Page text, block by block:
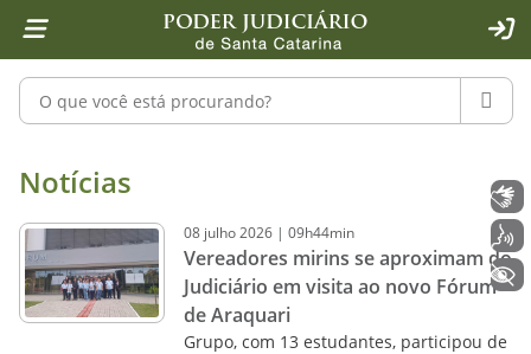
1 Ir para o conteúdo
2 Ir para a ferramenta de acessibilidade - Rybená
4 Ir para o menu principal
5 Ir para a pesquisa
6 Ir para o rodapé
7 Ir para a página inicial
Pesquisar no portal
Notícias - Imprensa - Poder
Notícias
08 julho2026 | 09h44min
Vereadores mirins se aproximam do
Judiciário em visita ao novo Fórum
de Araquari
Grupo, com 13 estudantes, participou de
+ Acessibilidade